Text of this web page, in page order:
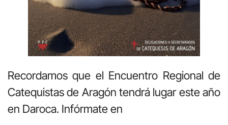
Recordamos que el Encuentro Regional de
Catequistas de Aragón tendrá lugar este año
en Daroca. Infórmate en